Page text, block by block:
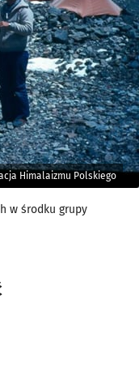
Himalaizmu Polskiego
w środku grupy